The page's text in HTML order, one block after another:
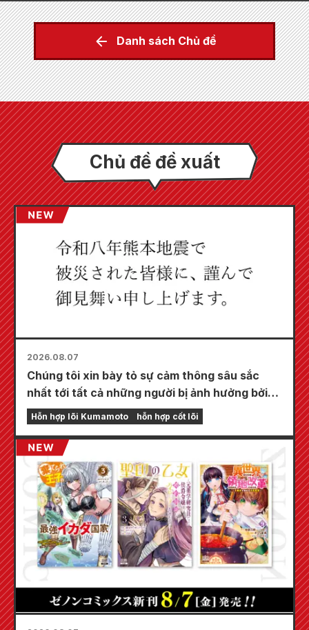
Danh sách Chủ đề
Chủ đề đề xuất
2026.08.07
Chúng tôi xin bày tỏ sự cảm thông sâu sắc
nhất tới tất cả những người bị ảnh hưởng bởi
trận động đất Kumamoto năm 2026.
Hỗn hợp lõi Kumamoto hỗn hợp cốt lõi